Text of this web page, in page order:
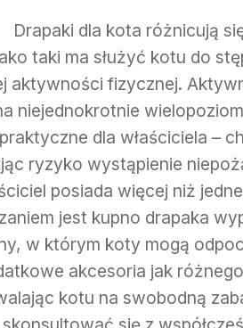
Drapaki dla kota różnicują
taki ma służyć kotu do
aktywności fizycznej.
niejednokrotnie
dla właściciela –
ryzyko wystąpienie
posiada więcej niż
jest kupno drapaka
w którym koty mogą
akcesoria jak
kotu na swobodną